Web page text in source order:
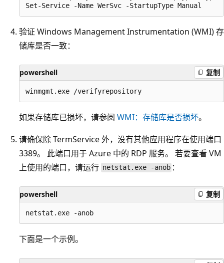
验证 Windows Management Instrumentation (WMI) 存
储库是否一致：
powershell 复制
如果存储库已损坏，请参阅 WMI：存储库是否损坏。
请确保除 TermService 外，没有其他应用程序在使用端口
3389。 此端口用于 Azure 中的 RDP 服务。 若要查看 VM
上使用的端口，请运行 netstat.exe -anob ：
powershell 复制
下面是一个示例。